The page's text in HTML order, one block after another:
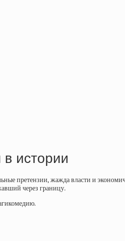
истории
претензии, жажда власти и
через границу.